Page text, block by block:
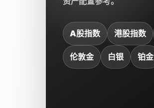
A股指数 港股指数
伦敦金 白银 铂金